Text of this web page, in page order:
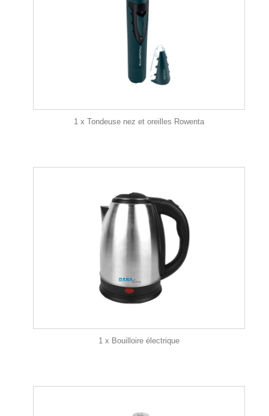
1 x Tondeuse nez et oreilles Rowenta
1 x Bouilloire électrique